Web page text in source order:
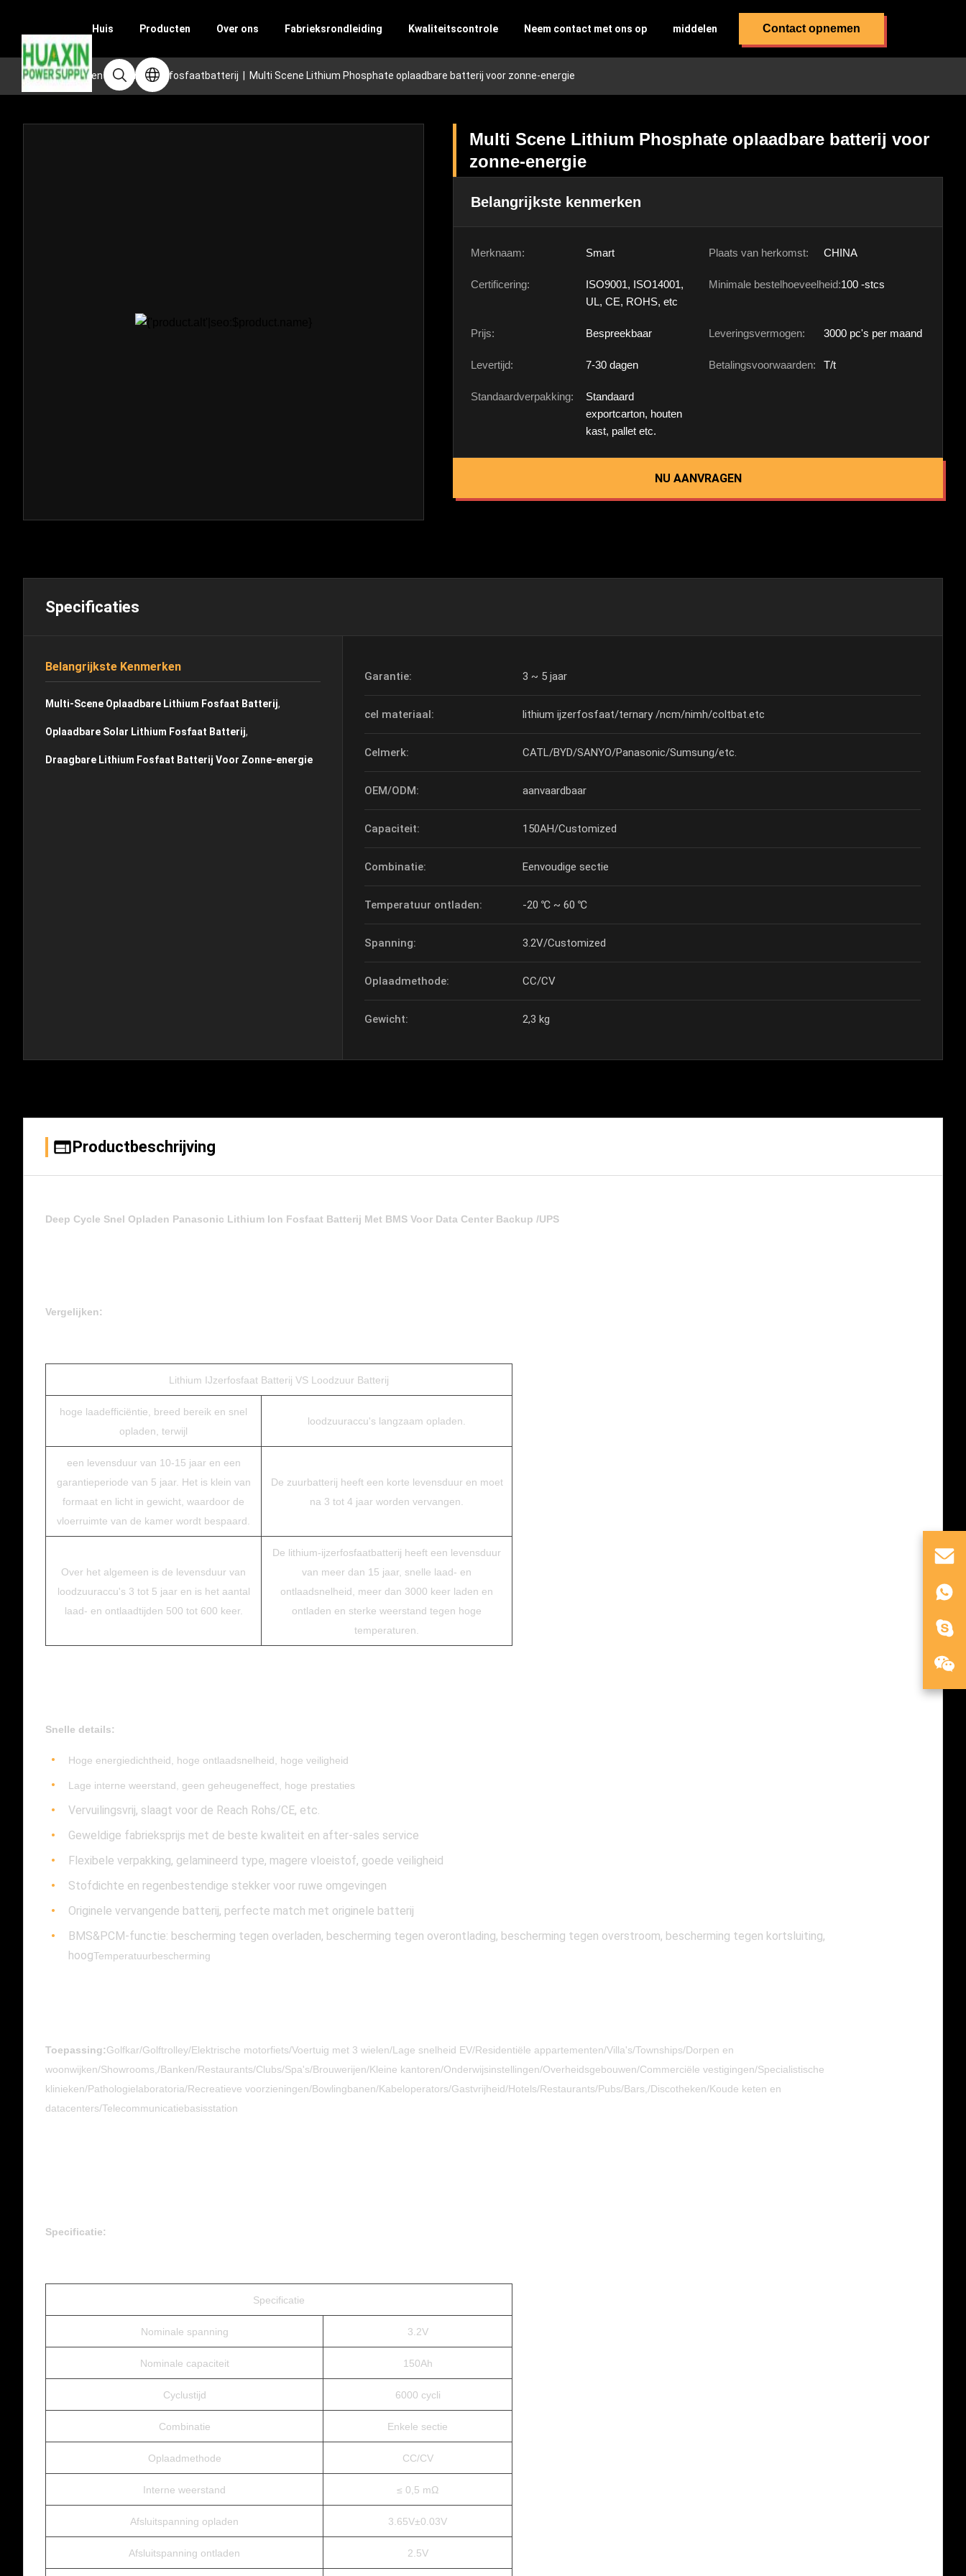
Huis Producten Over ons Fabrieksrondleiding Kwaliteitscontrole Neem contact met ons op middelen Contact opnemen
Huis|Producten|lithium-yzerfosfaatbatterij Multi Scene Lithium Phosphate oplaadbare batterij voor zonne-energie
Multi Scene Lithium Phosphate oplaadbare batterij voor
zonne-energie
Belangrijkste kenmerken
Merknaam: Smart Plaats van herkomst: CHINA
Certificering:
ISO9001, ISO14001,
UL, CE, ROHS, etc
Minimale bestelhoeveelheid:100 -stcs
Prijs: Bespreekbaar Leveringsvermogen: 3000 pc's per maand
Levertijd: 7-30 dagen Betalingsvoorwaarden: T/t
Standaardverpakking:
Standaard
exportcarton, houten
kast, pallet etc.
NU AANVRAGEN
Specificaties
Belangrijkste Kenmerken
Multi-Scene Oplaadbare Lithium Fosfaat Batterij,
Oplaadbare Solar Lithium Fosfaat Batterij,
Draagbare Lithium Fosfaat Batterij Voor Zonne-energie
Garantie: 3 ~ 5 jaar
cel materiaal: lithium ijzerfosfaat/ternary /ncm/nimh/coltbat.etc
Celmerk: CATL/BYD/SANYO/Panasonic/Sumsung/etc.
OEM/ODM: aanvaardbaar
Capaciteit: 150AH/Customized
Combinatie: Eenvoudige sectie
Temperatuur ontladen: -20 ℃ ~ 60 ℃
Spanning: 3.2V/Customized
Oplaadmethode: CC/CV
Gewicht: 2,3 kg
Productbeschrijving
Deep Cycle Snel Opladen Panasonic Lithium Ion Fosfaat Batterij Met BMS Voor Data Center Backup /UPS
Vergelijken:
Lithium IJzerfosfaat Batterij VS Loodzuur Batterij
hoge laadefficiëntie, breed bereik en snel
opladen, terwijl
loodzuuraccu's langzaam opladen.
een levensduur van 10-15 jaar en een
garantieperiode van 5 jaar. Het is klein van
formaat en licht in gewicht, waardoor de
vloerruimte van de kamer wordt bespaard.
De zuurbatterij heeft een korte levensduur en moet
na 3 tot 4 jaar worden vervangen.
Over het algemeen is de levensduur van
loodzuuraccu's 3 tot 5 jaar en is het aantal
laad- en ontlaadtijden 500 tot 600 keer.
De lithium-ijzerfosfaatbatterij heeft een levensduur
van meer dan 15 jaar, snelle laad- en
ontlaadsnelheid, meer dan 3000 keer laden en
ontladen en sterke weerstand tegen hoge
temperaturen.
Snelle details:
Hoge energiedichtheid, hoge ontlaadsnelheid, hoge veiligheid
Lage interne weerstand, geen geheugeneffect, hoge prestaties
Vervuilingsvrij, slaagt voor de Reach Rohs/CE, etc.
Geweldige fabrieksprijs met de beste kwaliteit en after-sales service
Flexibele verpakking, gelamineerd type, magere vloeistof, goede veiligheid
Stofdichte en regenbestendige stekker voor ruwe omgevingen
​​Originele vervangende batterij, perfecte match met originele batterij
BMS&PCM-functie: bescherming tegen overladen, bescherming tegen overontlading, bescherming tegen overstroom, bescherming tegen kortsluiting,
hoogTemperatuurbescherming
Toepassing:Golfkar/Golftrolley/Elektrische motorfiets/Voertuig met 3 wielen/Lage snelheid EV/Residentiële appartementen/Villa's/Townships/Dorpen en
woonwijken/Showrooms,/Banken/Restaurants/Clubs/Spa's/Brouwerijen/Kleine kantoren/Onderwijsinstellingen/Overheidsgebouwen/Commerciële vestigingen/Specialistische
klinieken/Pathologielaboratoria/Recreatieve voorzieningen/Bowlingbanen/Kabeloperators/Gastvrijheid/Hotels/Restaurants/Pubs/Bars,/Discotheken/Koude keten en
datacenters/Telecommunicatiebasisstation
Specificatie:
Specificatie
Nominale spanning 3.2V
Nominale capaciteit 150Ah
Cyclustijd 6000 cycli
Combinatie Enkele sectie
Oplaadmethode CC/CV
Interne weerstand ≤ 0,5 mΩ
Afsluitspanning opladen 3.65V±0.03V
Afsluitspanning ontladen 2.5V